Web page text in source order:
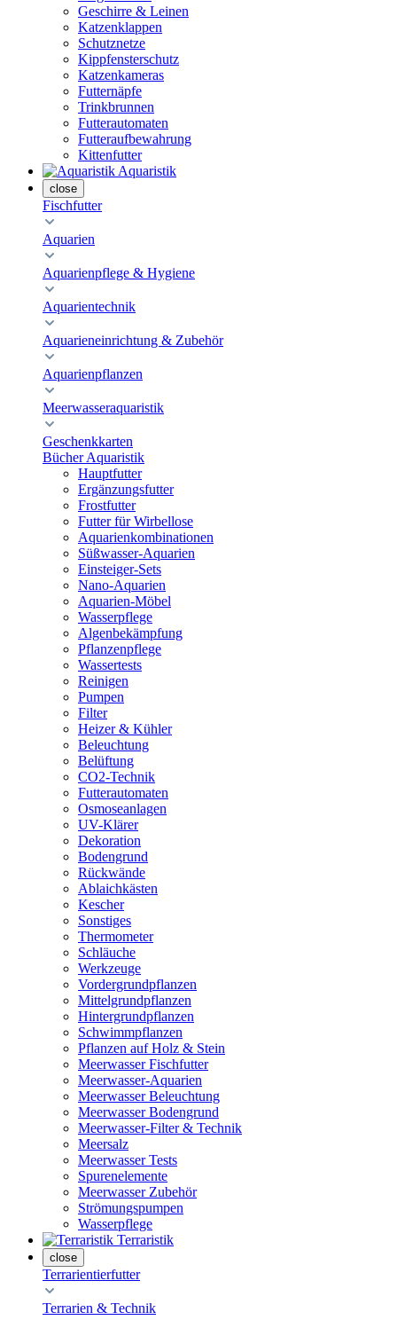
Geschirre & Leinen
Katzenklappen
Schutznetze
Kippfensterschutz
Katzenkameras
Futternäpfe
Trinkbrunnen
Futterautomaten
Futteraufbewahrung
Kittenfutter
Aquaristik
close
Fischfutter
Aquarien
Aquarienpflege & Hygiene
Aquarientechnik
Aquarieneinrichtung & Zubehör
Aquarienpflanzen
Meerwasseraquaristik
Geschenkkarten
Bücher Aquaristik
Hauptfutter
Ergänzungsfutter
Frostfutter
Futter für Wirbellose
Aquarienkombinationen
Süßwasser-Aquarien
Einsteiger-Sets
Nano-Aquarien
Aquarien-Möbel
Wasserpflege
Algenbekämpfung
Pflanzenpflege
Wassertests
Reinigen
Pumpen
Filter
Heizer & Kühler
Beleuchtung
Belüftung
CO2-Technik
Futterautomaten
Osmoseanlagen
UV-Klärer
Dekoration
Bodengrund
Rückwände
Ablaichkästen
Kescher
Sonstiges
Thermometer
Schläuche
Werkzeuge
Vordergrundpflanzen
Mittelgrundpflanzen
Hintergrundpflanzen
Schwimmpflanzen
Pflanzen auf Holz & Stein
Meerwasser Fischfutter
Meerwasser-Aquarien
Meerwasser Beleuchtung
Meerwasser Bodengrund
Meerwasser-Filter & Technik
Meersalz
Meerwasser Tests
Spurenelemente
Meerwasser Zubehör
Strömungspumpen
Wasserpflege
Terraristik
close
Terrarientierfutter
Terrarien & Technik